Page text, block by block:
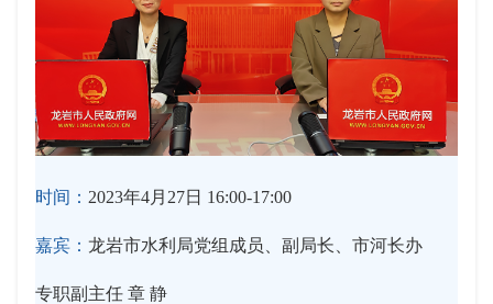
时间： 2023年4月27日 16:00-17:00
嘉宾： 龙岩市水利局党组成员、副局长、市河长办
专职副主任 章 静